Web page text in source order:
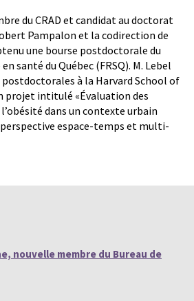
du CRAD et candidat au doctorat
Pampalon et la codirection de
une bourse postdoctorale du
santé du Québec (FRSQ). M. Lebel
postdoctorales à la Harvard School of
projet intitulé «Évaluation des
dans un contexte urbain
espace-temps et multi-
nouvelle membre du Bureau de